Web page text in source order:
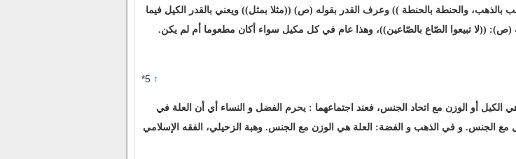
والحنطة بالحنطة )) وعرف القدر بقوله (ص) ((مثلا بمثل)) ويعني بالقدر الكيل فيما
((لا تبيعوا الصّاع بالصّاعين))، وهذا عام في كل مكيل سواء أكان مطعوما أم لم يكن.
*5 ↑
الكيل أو الوزن مع اتحاد الجنس، فعند اجتماعهما : يحرم الفضل و النساء أي أن العلة في
مع الجنس. و في الذهب و الفضة: العلة هي الوزن مع الجنس. وهبة الزحيلي، الفقه الإسلامي